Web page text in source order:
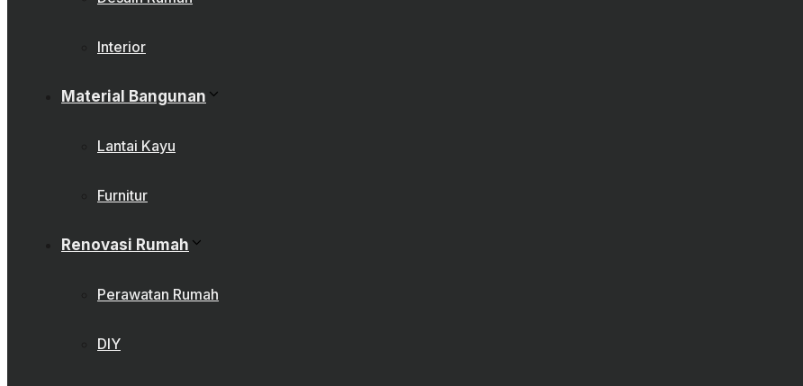
Interior
Material Bangunan
Lantai Kayu
Furnitur
Renovasi Rumah
Perawatan Rumah
DIY